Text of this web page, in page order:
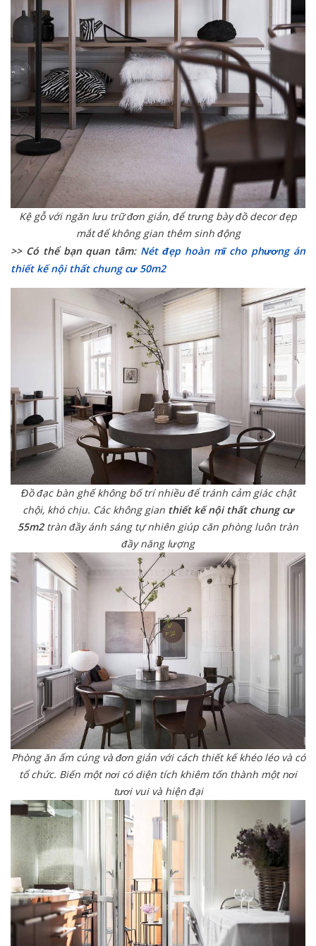
Kệ gỗ với ngăn lưu trữ đơn giản, để trưng bày đồ decor đẹp
mắt để không gian thêm sinh động
>> Có thể bạn quan tâm: Nét đẹp hoàn mĩ cho phương án
thiết kế nội thất chung cư 50m2
Đồ đạc bàn ghế không bố trí nhiều để tránh cảm giác chật
chội, khó chịu. Các không gian thiết kế nội thất chung cư
55m2tràn đầy ánh sáng tự nhiên giúp căn phòng luôn tràn
đầy năng lượng
Phòng ăn ấm cúng và đơn giản với cách thiết kế khéo léo và có
tổ chức. Biến một nơi có diện tích khiêm tốn thành một nơi
tươi vui và hiện đại